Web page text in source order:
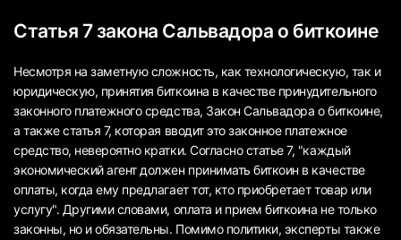
Статья 7 закона Сальвадора о биткоине
Несмотря на заметную сложность, как технологическую, так и
юридическую, принятия биткоина в качестве принудительного
законного платежного средства, Закон Сальвадора о биткоине,
а также статья 7, которая вводит это законное платежное
средство, невероятно кратки. Согласно статье 7, "каждый
экономический агент должен принимать биткоин в качестве
оплаты, когда ему предлагает тот, кто приобретает товар или
услугу". Другими словами, оплата и прием биткоина не только
законны, но и обязательны. Помимо политики, эксперты также